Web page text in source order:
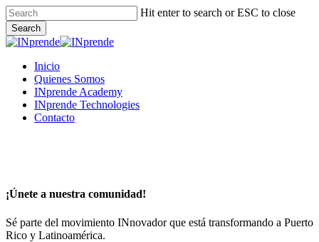
Skip
to
main
content
Hit enter to search or ESC to close
Search
Close
Menu
Inicio
Quienes Somos
INprende Academy
INprende Technologies
Contacto
¡Únete a nuestra comunidad!
Sé parte del movimiento INnovador que está transformando a Puerto
Rico y Latinoamérica.